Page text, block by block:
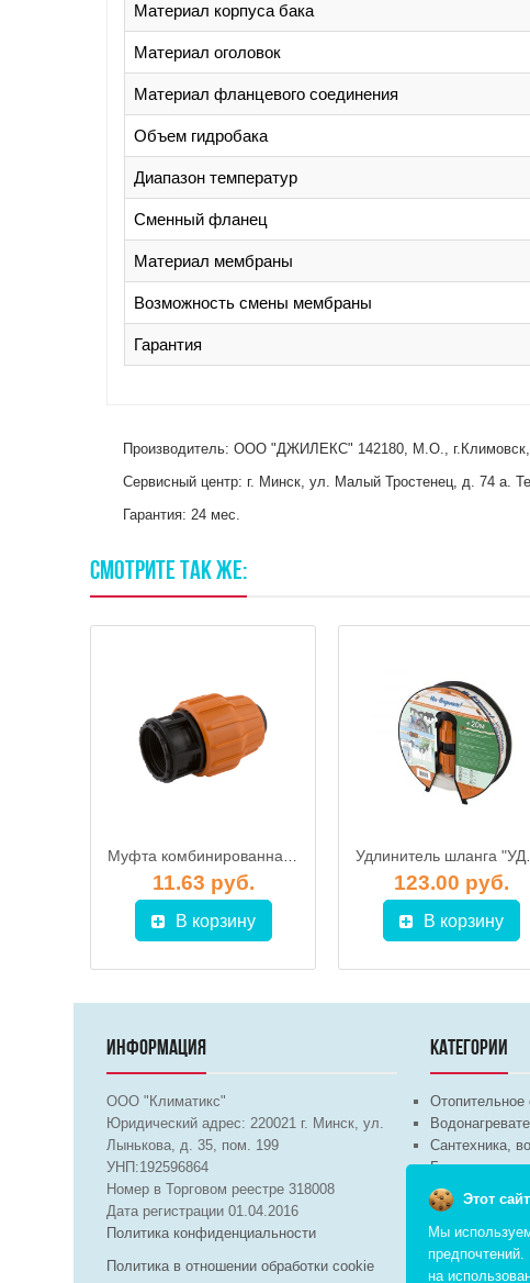
Материал корпуса бака
Материал оголовок
Материал фланцевого соединения
Объем гидробака
Диапазон температур
Сменный фланец
Материал мембраны
Возможность смены мембраны
Гарантия
Производитель: ООО "ДЖИЛЕКС" 142180, М.О., г.Климовск,
Сервисный центр: г. Минск, ул. Малый Тростенец, д. 74 а.
Гарантия: 24 мес.
СМОТРИТЕ ТАКЖЕ:
Муфта комбинированная "УДАВ" для шланга РP 51 х 1 1/2" М, ДЖИЛЕКС
11.63 руб.
В корзину
123.00 руб.
В корзину
ИНФОРМАЦИЯ
ООО "Климатикс"
Юридический адрес:220021 г. Минск, ул.
Лынькова, д. 35, пом. 199
УНП:192596864
Номер в Торговом реестре 318008
Дата регистрации 01.04.2016
Политика конфиденциальности
Политика в отношении обработки cookie
КАТЕГОРИИ
Отопительное
Сантехника,
Бытовая
Этот
Мы
на